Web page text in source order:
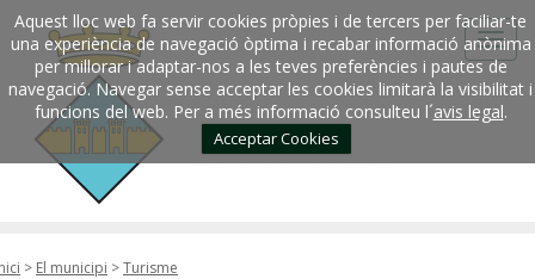
Aquest lloc web fa servir cookies pròpies i de tercers per faciliar-te
una experiència de navegació òptima i recabar informació anònima
per millorar i adaptar-nos a les teves preferències i pautes de
navegació. Navegar sense acceptar les cookies limitarà la visibilitat i
funcions del web. Per a més informació consulteu l´avis legal.
Acceptar Cookies
> El municipi >Turisme